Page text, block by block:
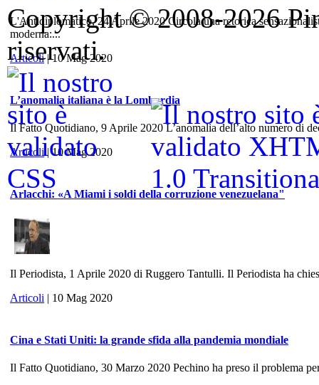
L'Antidiplomatico, 24 Aprile 2020 Circola una retorica
moderna:...
Articoli| 10 Mag 2020
L’anomalia italiana è la Lombardia
Il Fatto Quotidiano, 9 Aprile 2020 L’anomalia dell’alto numero di
Articoli| 10 Mag 2020
Arlacchi: «A Miami i soldi della corruzione venezuelana"
Il Periodista, 1 Aprile 2020 di Ruggero Tantulli. Il Periodista ha
Articoli | 10 Mag 2020
Cina e Stati Uniti: la grande sfida alla pandemia mondiale
Il Fatto Quotidiano, 30 Marzo 2020 Pechino ha preso il problema
Copyright © 2008-2026
riservati.